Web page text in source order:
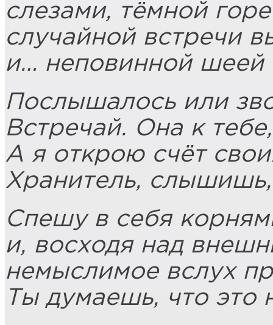
слезами, тёмной
случайной встречи
и… неповинной шеей
Послышалось или
Встречай. Она к
А я открою счёт
Хранитель,
Спешу в себя
и, восходя над
немыслимое вслух
Ты думаешь, что это